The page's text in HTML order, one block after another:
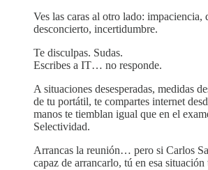
Ves las caras al otro lado: impaciencia,
desconcierto, incertidumbre.
Te disculpas. Sudas.
Escribes a IT… no responde.
A situaciones desesperadas, medidas
de tu portátil, te compartes internet
manos te tiemblan igual que en el
Selectividad.
Arrancas la reunión… pero si Carlos
capaz de arrancarlo, tú en esa situación